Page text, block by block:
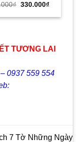
₫ Giá
là:
330.000₫Giá
tại
TƯƠNG LAI
0937 559 554
7 Tờ Những Ngày